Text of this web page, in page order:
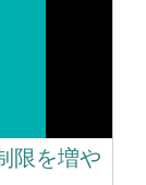
限を増や